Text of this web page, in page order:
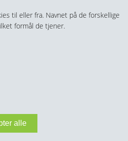
til eller fra. Navnet på de forskellige
formål de tjener.
M SORT
n/m SORT